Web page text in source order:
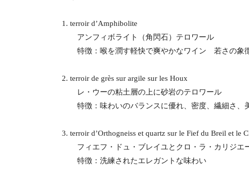
1. terroir d’Amphibolite
アンフィボライト（角閃石）テロワール
特徴：喉を潤す軽快で爽やかなワイン 若さの象
2. terroir de grès sur argile sur les Houx
レ・ウーの粘土層の上に砂岩のテロワール
特徴：味わいのバランスに優れ、密度、繊細さ、
3. terroir d’Orthogneiss et quartz sur le Fief du Breil et le
フィエフ・ドュ・ブレイユとクロ・ラ・カリジエ
特徴：洗練されたエレガントな味わい